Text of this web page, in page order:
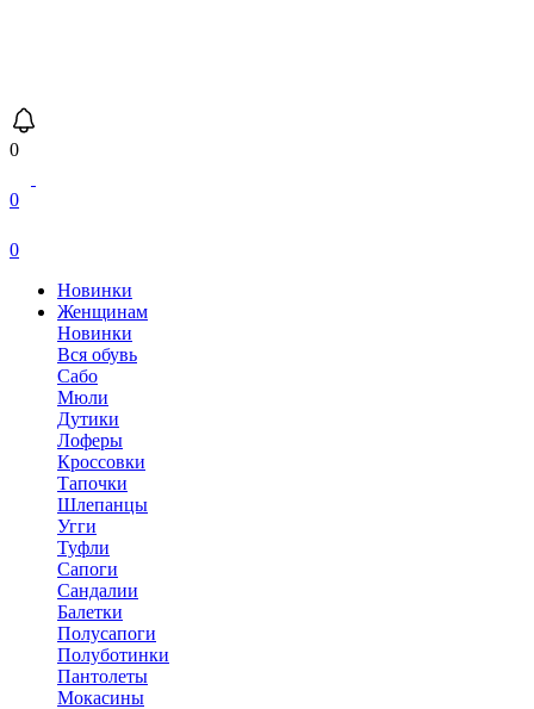
0
0
0
Новинки
Женщинам
Новинки
Вся обувь
Сабо
Мюли
Дутики
Лоферы
Кроссовки
Тапочки
Шлепанцы
Угги
Туфли
Сапоги
Сандалии
Балетки
Полусапоги
Полуботинки
Пантолеты
Мокасины